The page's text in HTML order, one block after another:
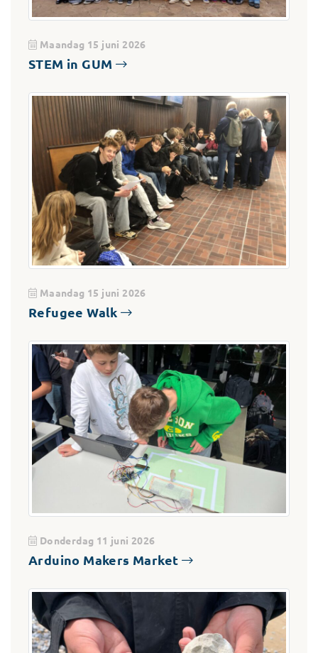
Maandag 15 juni 2026
STEM in GUM
Maandag 15 juni 2026
Refugee Walk
Donderdag 11 juni 2026
Arduino Makers Market